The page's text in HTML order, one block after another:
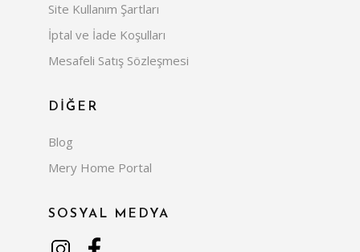
Site Kullanım Şartları
İptal ve İade Koşulları
Mesafeli Satış Sözleşmesi
DİĞER
Blog
Mery Home Portal
SOSYAL MEDYA